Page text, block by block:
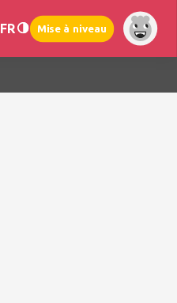
FR Mise à niveau